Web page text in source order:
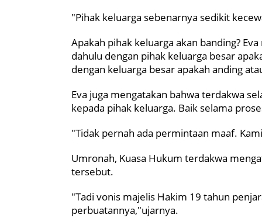
"Pihak keluarga sebenarnya sedikit
Apakah pihak keluarga akan banding?
dahulu dengan pihak keluarga besar
dengan keluarga besar apakah anding
Eva juga mengatakan bahwa terdakwa
kepada pihak keluarga. Baik selama
"Tidak pernah ada permintaan maaf.
Umronah, Kuasa Hukum terdakwa
tersebut.
"Tadi vonis majelis Hakim 19 tahun
perbuatannya,"ujarnya.